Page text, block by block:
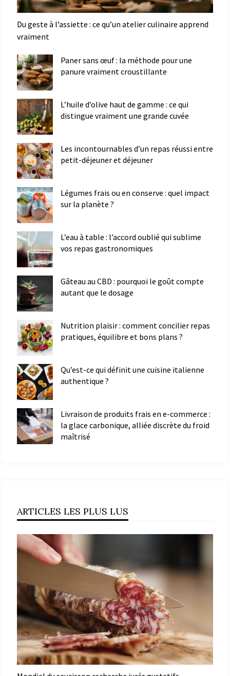
Du geste à l’assiette : ce qu’un atelier culinaire apprend
vraiment
Paner sans œuf : la méthode pour une
panure vraiment croustillante
L’huile d’olive haut de gamme : ce qui
distingue vraiment une grande cuvée
Les incontournables d’un repas réussi entre
petit-déjeuner et déjeuner
Légumes frais ou en conserve : quel impact
sur la planète ?
L’eau à table : l’accord oublié qui sublime
vos repas gastronomiques
Gâteau au CBD : pourquoi le goût compte
autant que le dosage
Nutrition plaisir : comment concilier repas
pratiques, équilibre et bons plans ?
Qu’est-ce qui définit une cuisine italienne
authentique ?
Livraison de produits frais en e-commerce :
la glace carbonique, alliée discrète du froid
maîtrisé
ARTICLES LES PLUS LUS